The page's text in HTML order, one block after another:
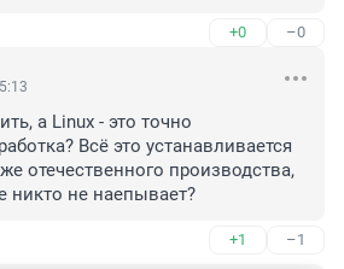
+0 –0
а Linux - это точно
Всё это устанавливается
отечественного производства,
никто не наепывает?
+1 –1